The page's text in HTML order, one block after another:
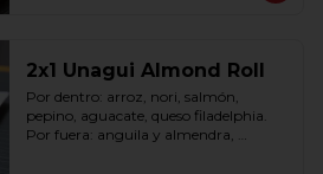
2x1 Unagui Almond Roll
Por dentro: arroz, nori, salmón,
pepino, aguacate, queso filadelphia.
Por fuera: anguila y almendra,